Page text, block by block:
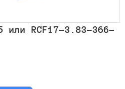
или RCF17-3.83-366-